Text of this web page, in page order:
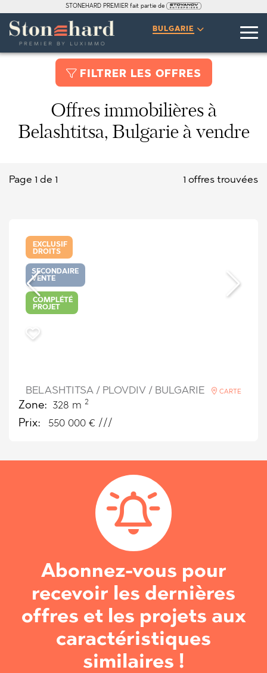
STONEHARD PREMIER fait partie de
BULGARIE
FILTRER LES OFFRES
Offres immobilières à
Belashtitsa, Bulgarie à vendre
1 offres trouvées
Page 1 de 1
EXCLUSIF
DROITS
SECONDAIRE
VENTE
COMPLÉTÉ
PROJET
BELASHTITSA / PLOVDIV / BULGARIE CARTE
Zone: 328 m 2
Prix: 550 000 € ///
Abonnez-vous pour
recevoir les dernières
offres et les projets aux
caractéristiques
similaires !